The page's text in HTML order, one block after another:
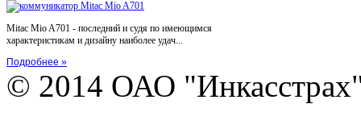
Mitac Mio A701 - последний и судя по имеющимся
характеристикам и дизайну наиболее удач...
Подробнее »
© 2014 ОАО